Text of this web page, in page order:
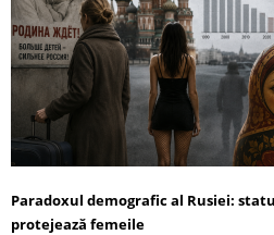
Paradoxul demografic al Rusiei:
protejează femeile